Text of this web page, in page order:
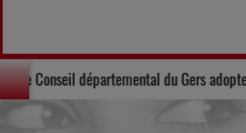
tout l’été Solidarité : Le